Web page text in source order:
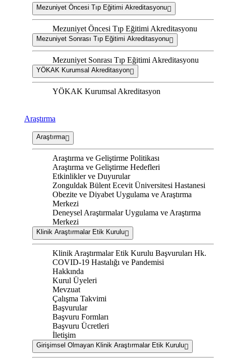
Mezuniyet Öncesi Tıp Eğitimi Akreditasyonu
Mezuniyet Öncesi Tıp Eğitimi Akreditasyonu
Mezuniyet Sonrası Tıp Eğitimi Akreditasyonu
Mezuniyet Sonrası Tıp Eğitimi Akreditasyonu
YÖKAK Kurumsal Akreditasyon
YÖKAK Kurumsal Akreditasyon
Araştırma
Araştırma
Araştırma ve Geliştirme Politikası
Araştırma ve Geliştirme Hedefleri
Etkinlikler ve Duyurular
Zonguldak Bülent Ecevit Üniversitesi Hastanesi
Obezite ve Diyabet Uygulama ve Araştırma
Merkezi
Deneysel Araştırmalar Uygulama ve Araştırma
Merkezi
Klinik Araştırmalar Etik Kurulu
Klinik Araştırmalar Etik Kurulu Başvuruları Hk.
COVID-19 Hastalığı ve Pandemisi
Hakkında
Kurul Üyeleri
Mevzuat
Çalışma Takvimi
Başvurular
Başvuru Formları
Başvuru Ücretleri
İletişim
Girişimsel Olmayan Klinik Araştırmalar Etik Kurulu